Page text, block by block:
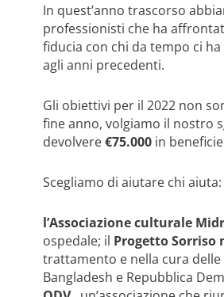
In quest’anno trascorso
professionisti che ha
fiducia con chi da tempo ci
agli anni precedenti.
Gli obiettivi per il 2022 non
fine anno, volgiamo il nostro
devolvere€75.000in
Scegliamo di aiutare chi aiuta:
l’Associazione culturale
ospedale; il Progetto Sorriso
trattamento e nella cura
Bangladesh e Repubblica